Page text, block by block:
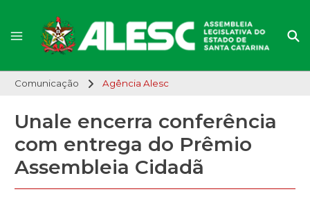
Comunicação Agência Alesc
Unale encerra conferência
com entrega do Prêmio
Assembleia Cidadã